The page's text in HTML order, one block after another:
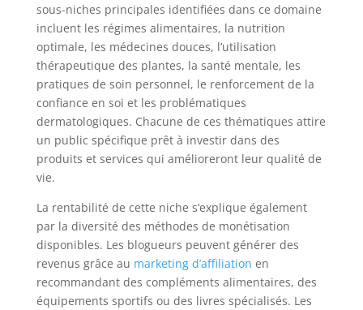
sous-niches principales identifiées dans ce domaine
incluent les régimes alimentaires, la nutrition
optimale, les médecines douces, l’utilisation
thérapeutique des plantes, la santé mentale, les
pratiques de soin personnel, le renforcement de la
confiance en soi et les problématiques
dermatologiques. Chacune de ces thématiques attire
un public spécifique prêt à investir dans des
produits et services qui amélioreront leur qualité de
vie.
La rentabilité de cette niche s’explique également
par la diversité des méthodes de monétisation
disponibles. Les blogueurs peuvent générer des
revenus grâce au marketing d’affiliation en
recommandant des compléments alimentaires, des
équipements sportifs ou des livres spécialisés. Les